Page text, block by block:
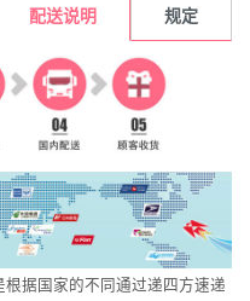
配送说明 规定
据国家的不同通过递四方速递